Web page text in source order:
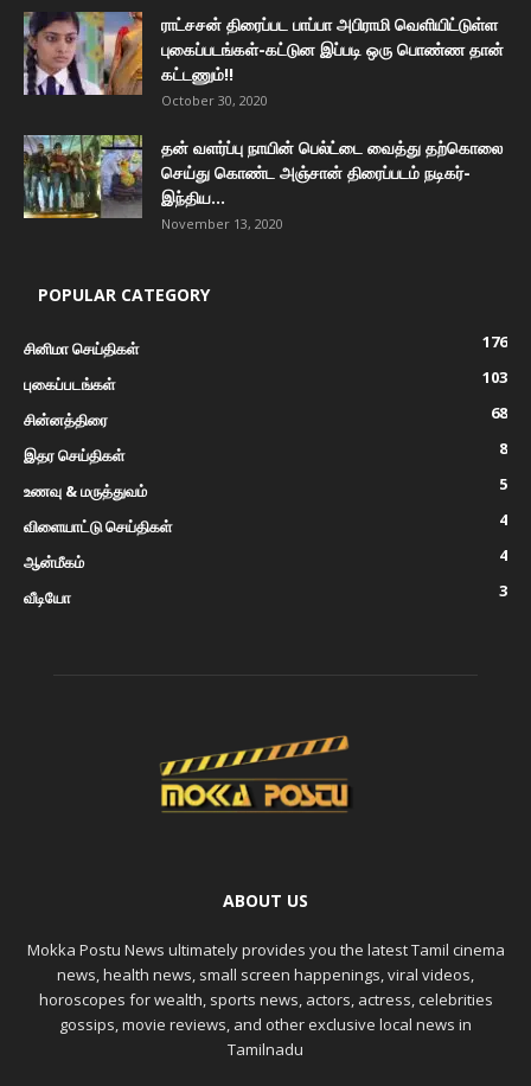
ராட்சசன் திரைப்பட பாப்பா அபிராமி வெளியிட்டுள்ள
புகைப்படங்கள்-கட்டுன இப்படி ஒரு பொண்ண தான்
கட்டணும்!!
October 30, 2020
தன் வளர்ப்பு நாயின் பெல்ட்டை வைத்து தற்கொலை
செய்து கொண்ட அஞ்சான் திரைப்படம் நடிகர்-
இந்திய...
November 13, 2020
POPULAR CATEGORY
சினிமா செய்திகள்
176
புகைப்படங்கள்
103
சின்னத்திரை
68
இதர செய்திகள்
8
உணவு & மருத்துவம்
5
விளையாட்டு செய்திகள்
4
ஆன்மீகம்
4
வீடியோ
3
ABOUT US
Mokka Postu News ultimately provides you the latest Tamil cinema
news, health news, small screen happenings, viral videos,
horoscopes for wealth, sports news, actors, actress, celebrities
gossips, movie reviews, and other exclusive local news in
Tamilnadu